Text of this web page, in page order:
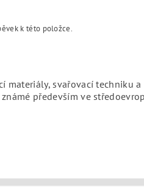
k této položce.
materiály, svařovací
především ve